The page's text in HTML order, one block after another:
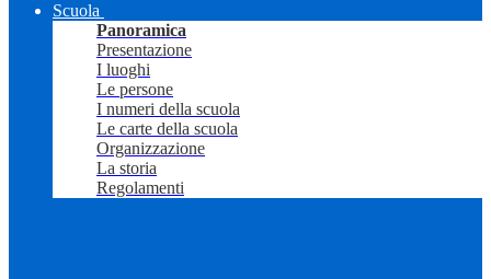
Scuola
Panoramica
Presentazione
I luoghi
Le persone
I numeri della scuola
Le carte della scuola
Organizzazione
La storia
Regolamenti